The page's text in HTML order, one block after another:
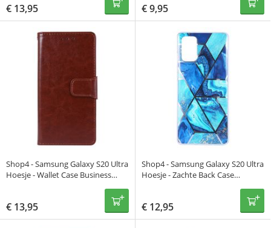
€ 13,95 €9,95
Shop4 - Samsung Galaxy S20 Ultra
Hoesje - Wallet Case Business
€ 13,95
Shop4 - Samsung Galaxy S20 Ultra
Hoesje - Zachte Back Case
€ 12,95